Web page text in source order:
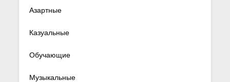
Азартные
Казуальные
Обучающие
Музыкальные